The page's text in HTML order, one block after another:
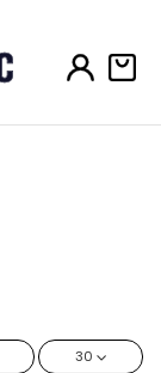
30